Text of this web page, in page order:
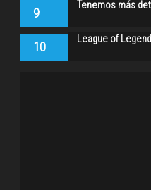
9 Tenemos más
10 League of